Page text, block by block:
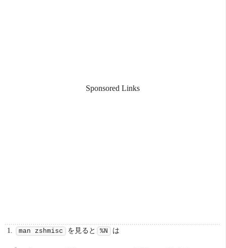
Sponsored Links
man zshmisc を見ると %N は